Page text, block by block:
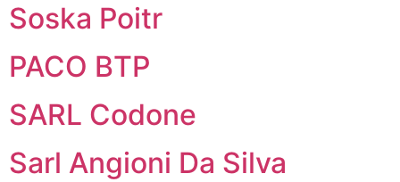
Soska Poitr
PACO BTP
SARL Codone
Sarl Angioni Da Silva